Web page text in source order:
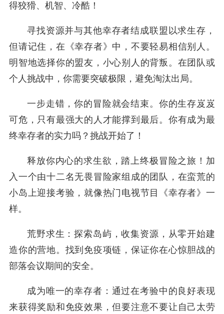
得狡猾、机智、冷酷！
寻找资源并与其他幸存者结成联盟以求生存，
但请记住，在《幸存者》中，不要轻易相信别人。
明智地选择你的盟友，小心别人的背叛。在团队或
个人挑战中，你需要突破极限，避免淘汰出局。
一步走错，你的冒险就会结束。你的生存岌岌
可危，只有最强大的人才能撑到最后。你有成为最
终幸存者的实力吗？挑战开始了！
释放你内心的求生欲，踏上终极冒险之旅！加
入一个由十二名无畏冒险家组成的团队，在蛮荒的
小岛上迎接考验，就像热门电视节目《幸存者》一
样。
荒野求生：探索岛屿，收集资源，从零开始建
造你的营地。找到免疫项链，保证你在心惊胆战的
部落会议期间的安全。
成为唯一的幸存者：通过在考验中的良好表现
来获得奖励和免疫效果，但要注意不要让自己太劳